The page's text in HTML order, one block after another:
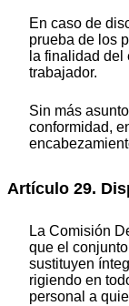
En caso de
prueba de los
la finalidad del
trabajador.
Sin más
conformidad,
Artículo 29.
La Comisión
que el
sustituyen
rigiendo en
personal a